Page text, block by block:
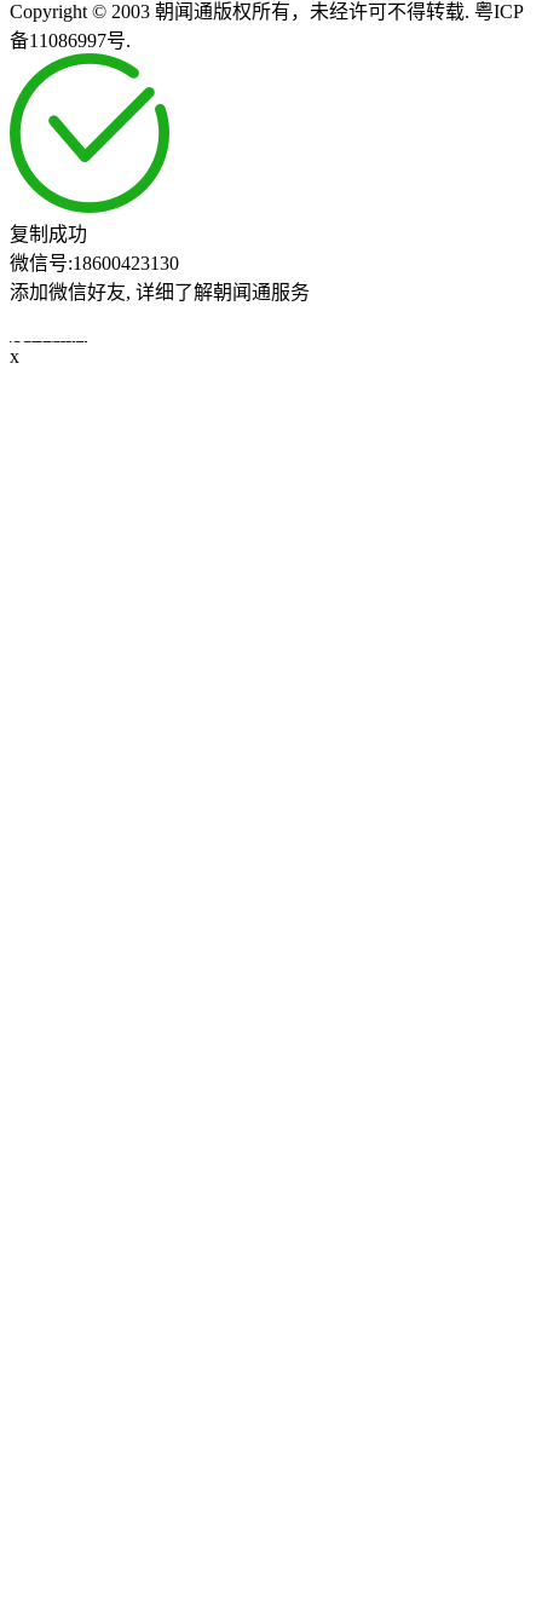
Copyright © 2003 朝闻通版权所有，未经许可不得转载. 粤ICP
备11086997号.
复制成功
微信号:18600423130
添加微信好友, 详细了解朝闻通服务
x